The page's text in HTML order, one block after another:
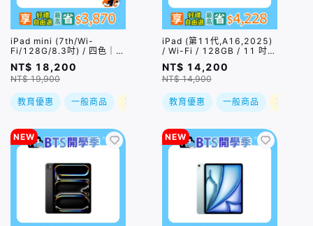
iPad mini (7th/Wi-
Fi/128G/8.3吋) / 四色｜可
搭配Apple Pencil Pro｜預
購，到貨後依訂單順序出貨
NT$ 18,200
NT$ 19,900
教育優惠 一般商品 現折
iPad (第11代,A16,2025)
/ Wi-Fi / 128GB / 11 吋 /
四色｜預購，到貨後依訂單
順序出貨
NT$ 14,200
NT$ 14,900
教育優惠 一般商品 現折
NEW NEW